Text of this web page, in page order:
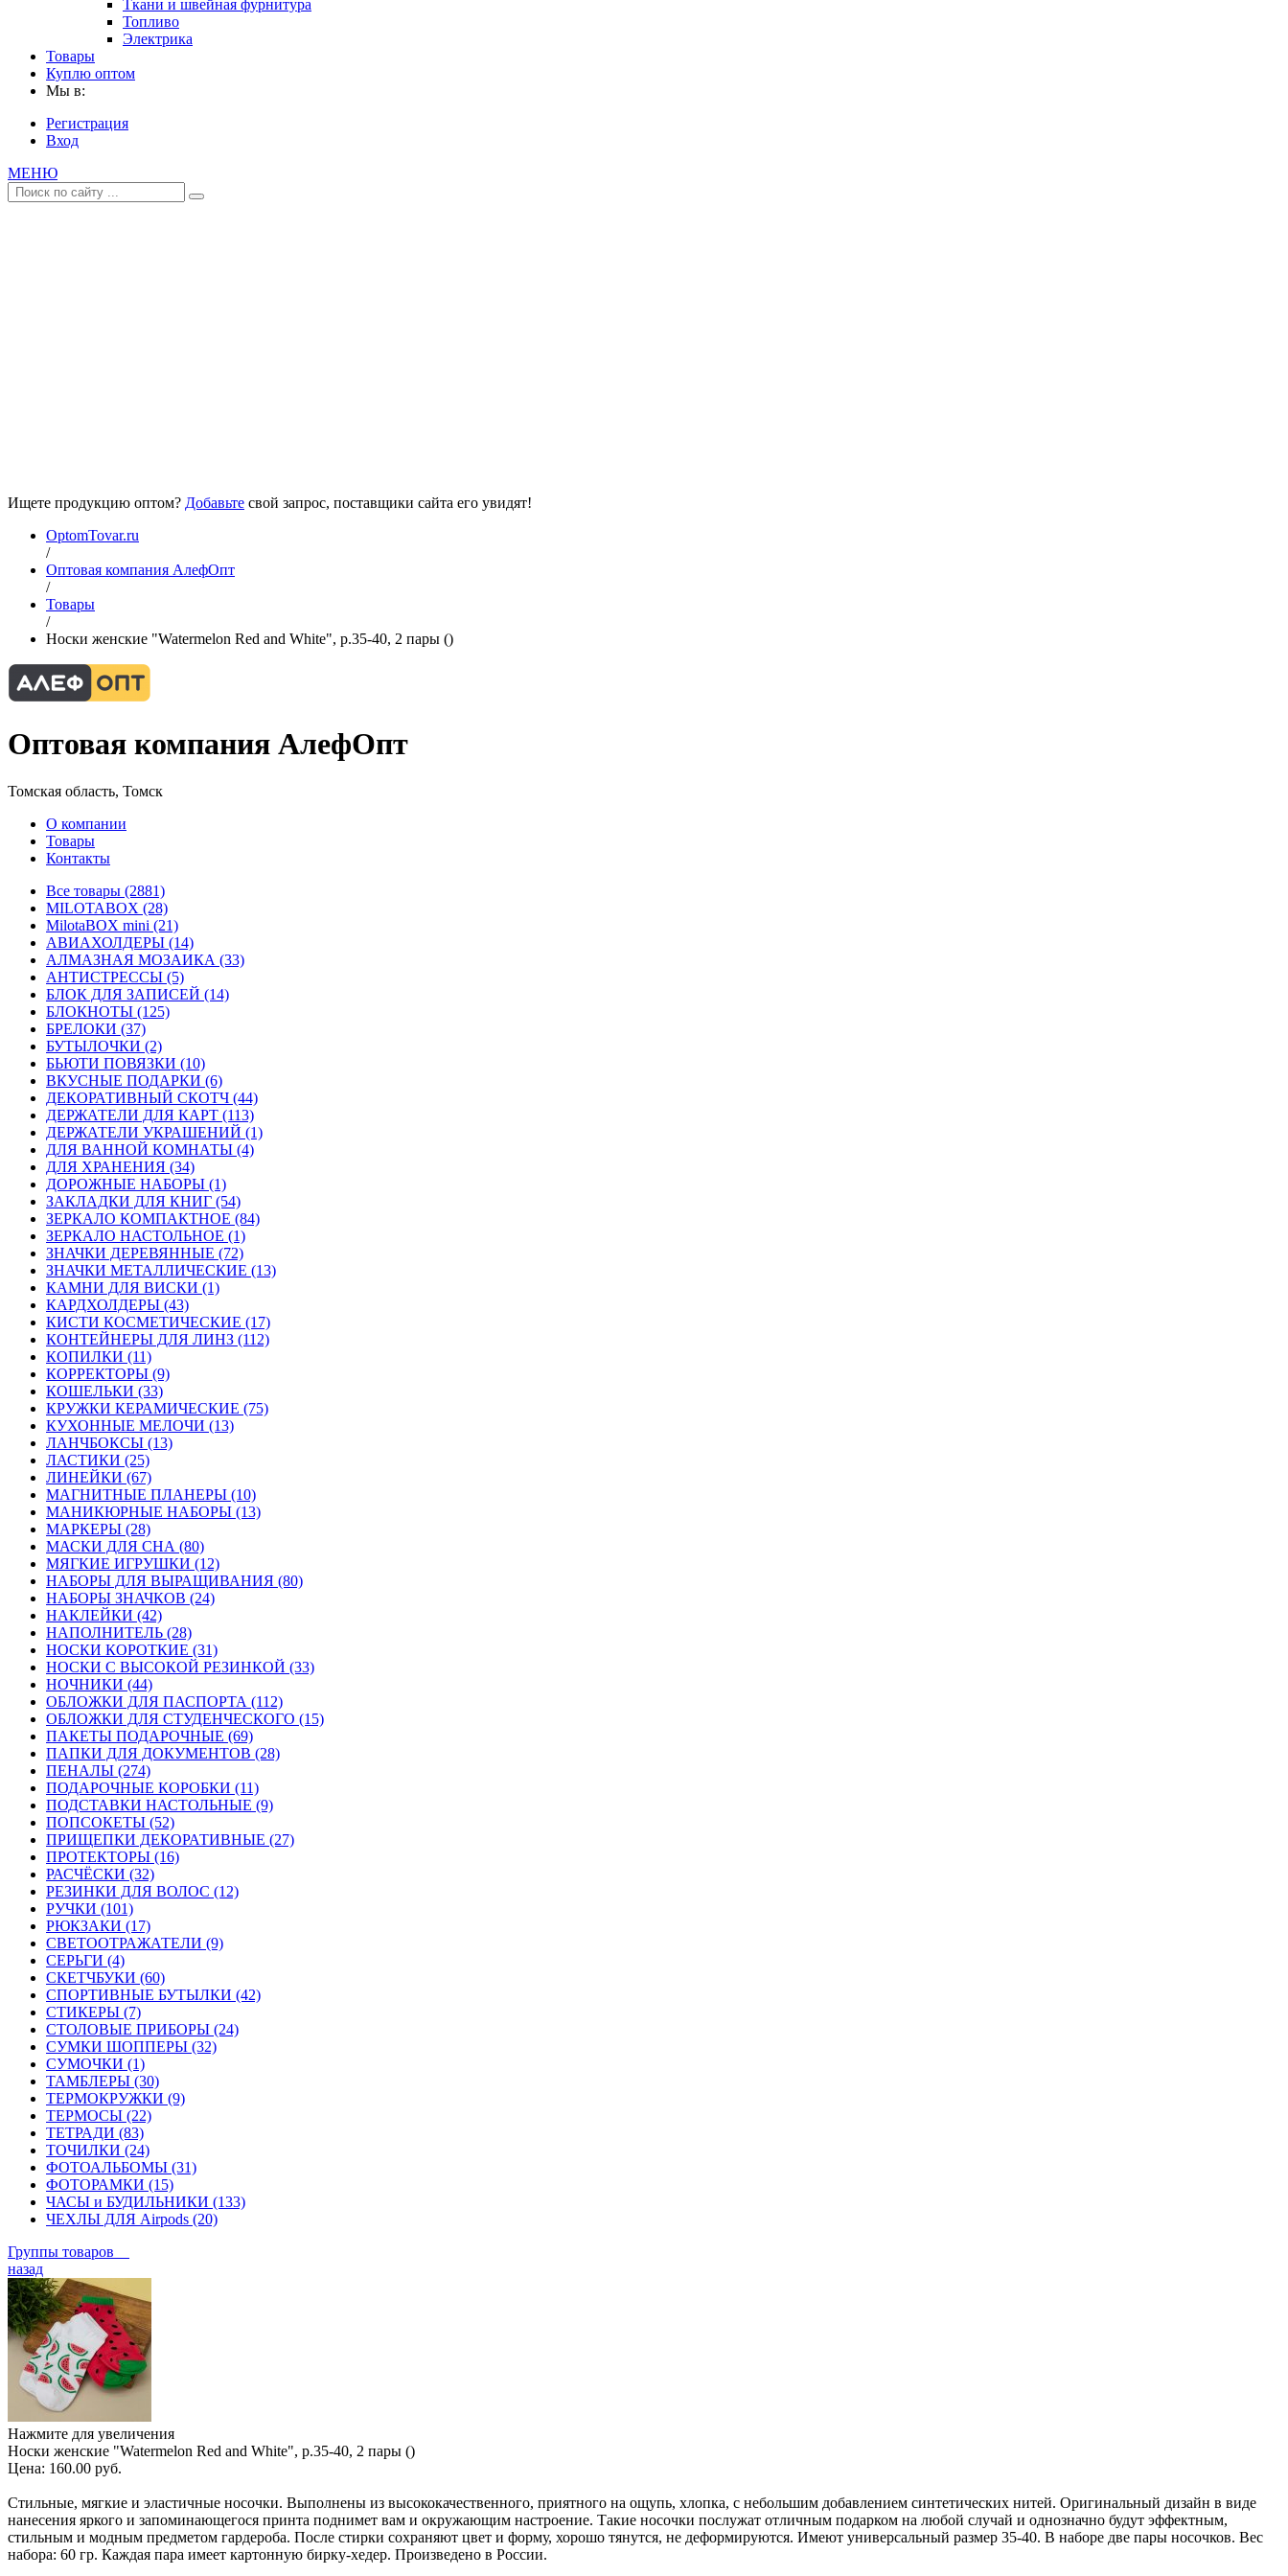
Ткани и швейная фурнитура
Топливо
Электрика
Товары
Куплю оптом
Мы в:
Регистрация
Вход
МЕНЮ
Ищете продукцию оптом? Добавьте свой запрос, поставщики сайта его увидят!
OptomTovar.ru
/
Оптовая компания АлефОпт
/
Товары
/
Носки женские "Watermelon Red and White", р.35-40, 2 пары ()
Оптовая компания АлефОпт
Томская область, Томск
О компании
Товары
Контакты
Все товары (2881)
MILOTABOX (28)
MilotaBOX mini (21)
АВИАХОЛДЕРЫ (14)
АЛМАЗНАЯ МОЗАИКА (33)
АНТИСТРЕССЫ (5)
БЛОК ДЛЯ ЗАПИСЕЙ (14)
БЛОКНОТЫ (125)
БРЕЛОКИ (37)
БУТЫЛОЧКИ (2)
БЬЮТИ ПОВЯЗКИ (10)
ВКУСНЫЕ ПОДАРКИ (6)
ДЕКОРАТИВНЫЙ СКОТЧ (44)
ДЕРЖАТЕЛИ ДЛЯ КАРТ (113)
ДЕРЖАТЕЛИ УКРАШЕНИЙ (1)
ДЛЯ ВАННОЙ КОМНАТЫ (4)
ДЛЯ ХРАНЕНИЯ (34)
ДОРОЖНЫЕ НАБОРЫ (1)
ЗАКЛАДКИ ДЛЯ КНИГ (54)
ЗЕРКАЛО КОМПАКТНОЕ (84)
ЗЕРКАЛО НАСТОЛЬНОЕ (1)
ЗНАЧКИ ДЕРЕВЯННЫЕ (72)
ЗНАЧКИ МЕТАЛЛИЧЕСКИЕ (13)
КАМНИ ДЛЯ ВИСКИ (1)
КАРДХОЛДЕРЫ (43)
КИСТИ КОСМЕТИЧЕСКИЕ (17)
КОНТЕЙНЕРЫ ДЛЯ ЛИНЗ (112)
КОПИЛКИ (11)
КОРРЕКТОРЫ (9)
КОШЕЛЬКИ (33)
КРУЖКИ КЕРАМИЧЕСКИЕ (75)
КУХОННЫЕ МЕЛОЧИ (13)
ЛАНЧБОКСЫ (13)
ЛАСТИКИ (25)
ЛИНЕЙКИ (67)
МАГНИТНЫЕ ПЛАНЕРЫ (10)
МАНИКЮРНЫЕ НАБОРЫ (13)
МАРКЕРЫ (28)
МАСКИ ДЛЯ СНА (80)
МЯГКИЕ ИГРУШКИ (12)
НАБОРЫ ДЛЯ ВЫРАЩИВАНИЯ (80)
НАБОРЫ ЗНАЧКОВ (24)
НАКЛЕЙКИ (42)
НАПОЛНИТЕЛЬ (28)
НОСКИ КОРОТКИЕ (31)
НОСКИ С ВЫСОКОЙ РЕЗИНКОЙ (33)
НОЧНИКИ (44)
ОБЛОЖКИ ДЛЯ ПАСПОРТА (112)
ОБЛОЖКИ ДЛЯ СТУДЕНЧЕСКОГО (15)
ПАКЕТЫ ПОДАРОЧНЫЕ (69)
ПАПКИ ДЛЯ ДОКУМЕНТОВ (28)
ПЕНАЛЫ (274)
ПОДАРОЧНЫЕ КОРОБКИ (11)
ПОДСТАВКИ НАСТОЛЬНЫЕ (9)
ПОПСОКЕТЫ (52)
ПРИЩЕПКИ ДЕКОРАТИВНЫЕ (27)
ПРОТЕКТОРЫ (16)
РАСЧЁСКИ (32)
РЕЗИНКИ ДЛЯ ВОЛОС (12)
РУЧКИ (101)
РЮКЗАКИ (17)
СВЕТООТРАЖАТЕЛИ (9)
СЕРЬГИ (4)
СКЕТЧБУКИ (60)
СПОРТИВНЫЕ БУТЫЛКИ (42)
СТИКЕРЫ (7)
СТОЛОВЫЕ ПРИБОРЫ (24)
СУМКИ ШОППЕРЫ (32)
СУМОЧКИ (1)
ТАМБЛЕРЫ (30)
ТЕРМОКРУЖКИ (9)
ТЕРМОСЫ (22)
ТЕТРАДИ (83)
ТОЧИЛКИ (24)
ФОТОАЛЬБОМЫ (31)
ФОТОРАМКИ (15)
ЧАСЫ и БУДИЛЬНИКИ (133)
ЧЕХЛЫ ДЛЯ Airpods (20)
Группы товаров
назад
Нажмите для увеличения
Носки женские "Watermelon Red and White", р.35-40, 2 пары ()
Цена: 160.00 руб.
Стильные, мягкие и эластичные носочки. Выполнены из высококачественного, приятного на ощупь, хлопка, с небольшим добавлением синтетических нитей. Оригинальный дизайн в виде
нанесения яркого и запоминающегося принта поднимет вам и окружающим настроение. Такие носочки послужат отличным подарком на любой случай и однозначно будут эффектным,
стильным и модным предметом гардероба. После стирки сохраняют цвет и форму, хорошо тянутся, не деформируются. Имеют универсальный размер 35-40. В наборе две пары носочков. Вес
набора: 60 гр. Каждая пара имеет картонную бирку-хедер. Произведено в России.